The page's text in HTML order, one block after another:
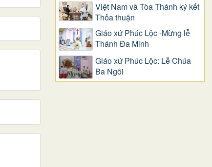
Việt Nam và Tòa Thánh ký kết
Thỏa thuận
Giáo xứ Phúc Lộc -Mừng lễ
Thánh Đa Minh
Giáo xứ Phúc Lộc: Lễ Chúa
Ba Ngôi